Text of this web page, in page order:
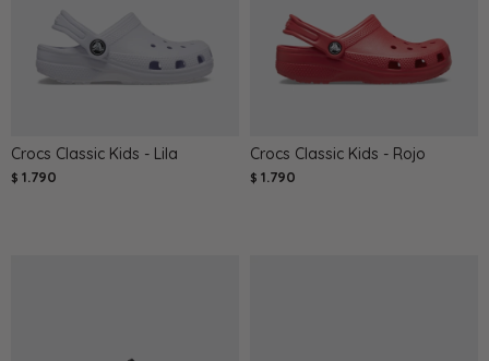
Crocs Classic Kids - Lila
$ 1.790
Crocs Classic Kids - Rojo
$ 1.790